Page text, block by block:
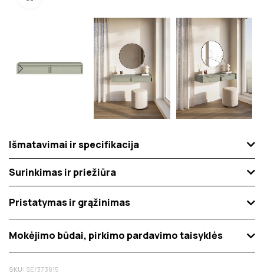
Išmatavimai ir specifikacija
Surinkimas ir priežiūra
Pristatymas ir grąžinimas
Mokėjimo būdai, pirkimo pardavimo taisyklės
SKU: SE/373815